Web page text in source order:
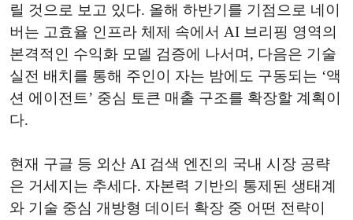
릴 것으로 보고 있다. 올해 하반기를 기점으로 네이
버는 고효율 인프라 체제 속에서 AI 브리핑 영역의
본격적인 수익화 모델 검증에 나서며, 다음은 기술
실전 배치를 통해 주인이 자는 밤에도 구동되는 ‘액
션 에이전트’ 중심 토큰 매출 구조를 확장할 계획이
다.
현재 구글 등 외산 AI 검색 엔진의 국내 시장 공략
은 거세지는 추세다. 자본력 기반의 통제된 생태계
와 기술 중심 개방형 데이터 확장 중 어떤 전략이